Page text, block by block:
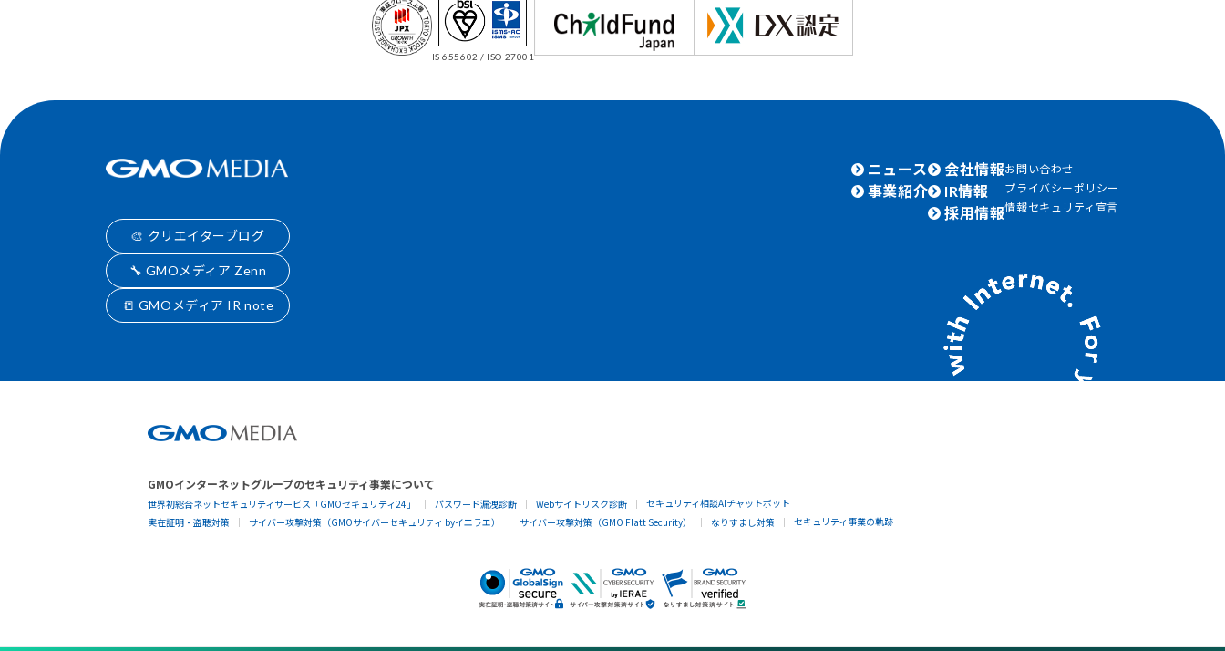
IS 655602 / ISO 27001
🎨 クリエイターブログ
🔧 GMOメディア Zenn
📒 GMOメディア IR note
ニュース
事業紹介
会社情報
IR情報
採用情報
お問い合わせ
プライバシーポリシー
情報セキュリティ宣言
GMOインターネットグループのセキュリティ事業について
世界初総合ネットセキュリティサービス「GMOセキュリティ24」 パスワード漏洩診断 Webサイトリスク診断
セキュリティ相談AIチャットボット
実在証明・盗聴対策
サイバー攻撃対策（GMOサイバーセキュリティ byイエラエ） サイバー攻撃対策（GMO Flatt Security） なりすまし対策 セキュリティ事業の軌跡